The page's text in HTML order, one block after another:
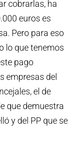
cobrarlas, ha
euros es
Pero para eso
lo que tenemos
pago
empresas del
el de
que demuestra
y del PP que se